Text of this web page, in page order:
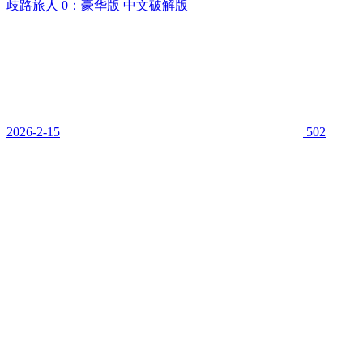
歧路旅人 0：豪华版 中文破解版
2026-2-15 502